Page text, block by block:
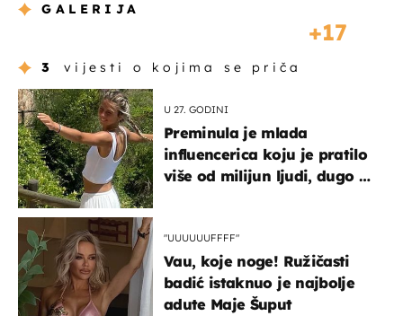
GALERIJA
17
3 vijesti o kojima se priča
U 27. GODINI
Preminula je mlada
influencerica koju je pratilo
više od milijun ljudi, dugo se
"UUUUUUFFFF"
Vau, koje noge! Ružičasti
badić istaknuo je najbolje
adute Maje Šuput